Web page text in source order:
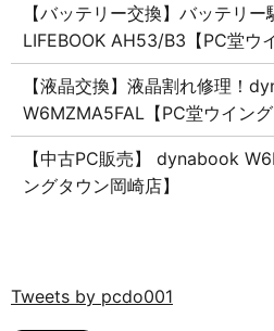
【バッテリー交換】バッテリ
LIFEBOOK AH53/B3【PC堂ウ
【液晶交換】液晶割れ修理！
W6MZMA5FAL【PC堂ウイング
【中古PC販売】 dynabook
ングタウン岡崎店】
Tweets by pcdo001